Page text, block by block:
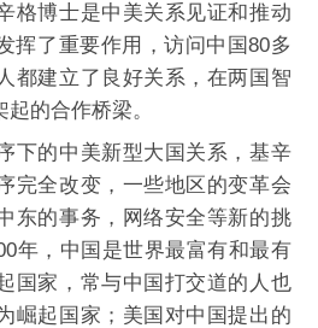
博士是中美关系见证和推动
挥了重要作用，访问中国80多
都建立了良好关系，在两国智
的合作桥梁。
的中美新型大国关系，基辛
完全改变，一些地区的变革会
东的事务，网络安全等新的挑
年，中国是世界最富有和最有
国家，常与中国打交道的人也
崛起国家；美国对中国提出的